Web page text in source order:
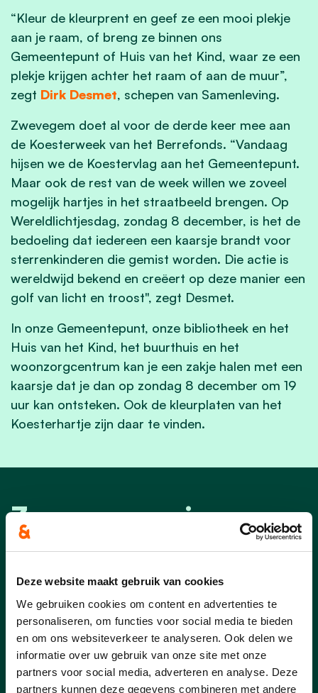
Deze website maakt gebruik van cookies
We gebruiken cookies om content en advertenties te
personaliseren, om functies voor social media te bieden
en om ons websiteverkeer te analyseren. Ook delen we
informatie over uw gebruik van onze site met onze
partners voor social media, adverteren en analyse. Deze
partners kunnen deze gegevens combineren met andere
“Kleur de kleurprent en geef ze een mooi plekje
aan je raam, of breng ze binnen ons
Gemeentepunt of Huis van het Kind, waar ze een
plekje krijgen achter het raam of aan de muur”,
zegt Dirk Desmet, schepen van Samenleving.
Zwevegem doet al voor de derde keer mee aan
de Koesterweek van het Berrefonds. “Vandaag
hijsen we de Koestervlag aan het Gemeentepunt.
Maar ook de rest van de week willen we zoveel
mogelijk hartjes in het straatbeeld brengen. Op
Wereldlichtjesdag, zondag 8 december, is het de
bedoeling dat iedereen een kaarsje brandt voor
sterrenkinderen die gemist worden. Die actie is
wereldwijd bekend en creëert op deze manier een
golf van licht en troost", zegt Desmet.
In onze Gemeentepunt, onze bibliotheek en het
Huis van het Kind, het buurthuis en het
woonzorgcentrum kan je een zakje halen met een
kaarsje dat je dan op zondag 8 december om 19
uur kan ontsteken. Ook de kleurplaten van het
Koesterhartje zijn daar te vinden.
Zwevegem nieuws